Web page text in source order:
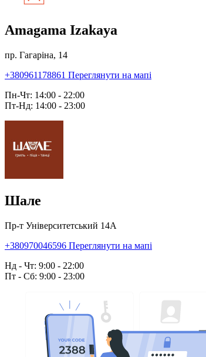
Amagama Izakaya
пр. Гагаріна, 14
+380961178861 Переглянути на мапі
Пн-Чт: 14:00 - 22:00
Пт-Нд: 14:00 - 23:00
Шале
Пр-т Університетський 14А
+380970046596 Переглянути на мапі
Нд - Чт: 9:00 - 22:00
Пт - Сб: 9:00 - 23:00